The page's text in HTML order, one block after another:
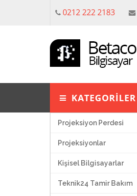
0212 222 2183
KATEGORİLER
Projeksiyon Perdesi
Projeksiyonlar
Kişisel Bilgisayarlar
Teknik24 Tamir Bakım